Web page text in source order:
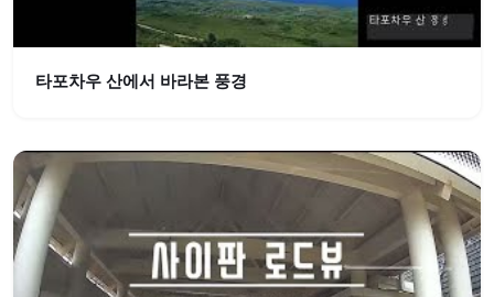
타포차우 산에서 바라본 풍경